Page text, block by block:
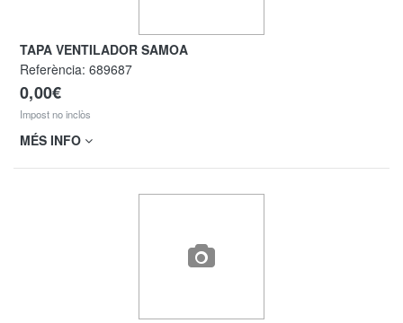
TAPA VENTILADOR SAMOA
Referència: 689687
0,00€
Impost no inclòs
MÉS INFO